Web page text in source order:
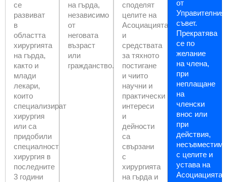
се
развиват
в
областта
хирургията
на гърда,
както и
млади
лекари,
които
специализират
хирургия
или са
придобили
специалност
хирургия в
последните
3 години
на гърда,
независимо
от
неговата
възраст
или
гражданство.
споделят
целите на
Асоциацията
и
средствата
за тяхното
постигане
и чиито
научни и
практически
интереси
и
дейности
са
свързани
с
хирургията
на гърда и
от
Управителния
съвет.
Прекратява
се по
желание
на члена,
при
неплащане
на
членски
внос или
при
действия,
несъвместими
с целите и
устава на
Асоциацията.